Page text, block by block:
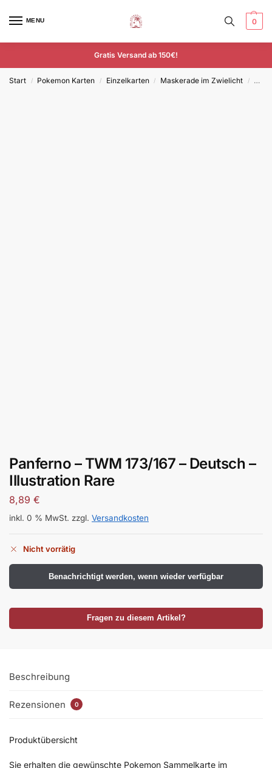
MENU 0
Gratis Versand ab 150€!
Start / Pokemon Karten / Einzelkarten / Maskerade im Zwielicht /
Panferno – TWM 173/167 – Deutsch –
Illustration Rare
8,89 €
inkl. 0 % MwSt. zzgl. Versandkosten
Nicht vorrätig
Benachrichtigt werden, wenn wieder verfügbar
Fragen zu diesem Artikel?
Beschreibung
Rezensionen 0
Produktübersicht
Sie erhalten die gewünschte Pokemon Sammelkarte im